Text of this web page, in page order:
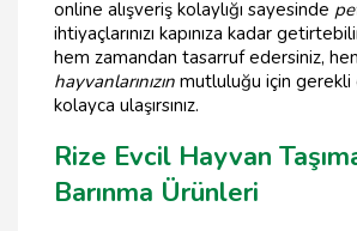
online alışveriş kolaylığı sayesinde
ihtiyaçlarınızı kapınıza kadar
hem zamandan tasarruf edersiniz,
hayvanlarınızın mutluluğu için gerekli
kolayca ulaşırsınız.
Rize Evcil Hayvan
Barınma Ürünleri